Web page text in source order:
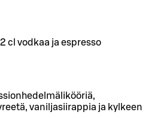
cl vodkaa ja espresso
vaniljasiirappia ja kylkeen